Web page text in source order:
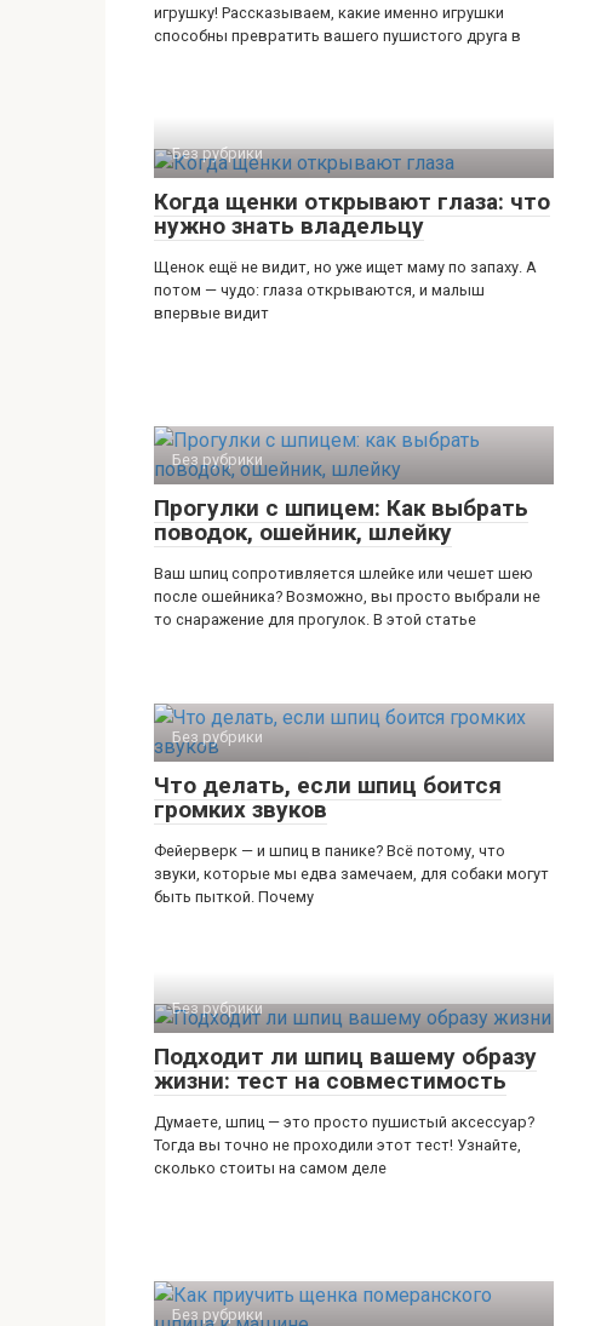
игрушку! Рассказываем, какие именно игрушки
способны превратить вашего пушистого друга в
Без рубрики
Когда щенки открывают глаза: что
нужно знать владельцу
Щенок ещё не видит, но уже ищет маму по запаху. А
потом — чудо: глаза открываются, и малыш
впервые видит
Без рубрики
Прогулки с шпицем: Как выбрать
поводок, ошейник, шлейку
Ваш шпиц сопротивляется шлейке или чешет шею
после ошейника? Возможно, вы просто выбрали не
то снаражение для прогулок. В этой статье
Без рубрики
Что делать, если шпиц боится
громких звуков
Фейерверк — и шпиц в панике? Всё потому, что
звуки, которые мы едва замечаем, для собаки могут
быть пыткой. Почему
Без рубрики
Подходит ли шпиц вашему образу
жизни: тест на совместимость
Думаете, шпиц — это просто пушистый аксессуар?
Тогда вы точно не проходили этот тест! Узнайте,
сколько стоиты на самом деле
Без рубрики